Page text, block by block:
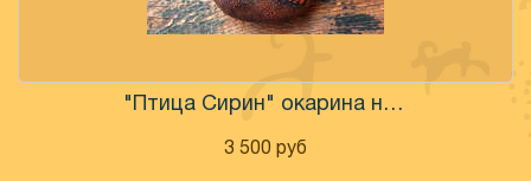
"Птица Сирин" окарина настроенная
3 500 руб